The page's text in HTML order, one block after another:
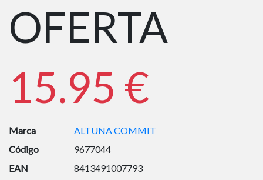
OFERTA
15.95 €
Marca
ALTUNA COMMIT
Código
9677044
EAN
8413491007793